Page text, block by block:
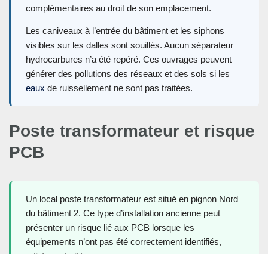
complémentaires au droit de son emplacement.
Les caniveaux à l’entrée du bâtiment et les siphons
visibles sur les dalles sont souillés. Aucun séparateur
hydrocarbures n’a été repéré. Ces ouvrages peuvent
générer des pollutions des réseaux et des sols si les
eaux de ruissellement ne sont pas traitées.
Poste transformateur et risque
PCB
Un local poste transformateur est situé en pignon Nord
du bâtiment 2. Ce type d’installation ancienne peut
présenter un risque lié aux PCB lorsque les
équipements n’ont pas été correctement identifiés,